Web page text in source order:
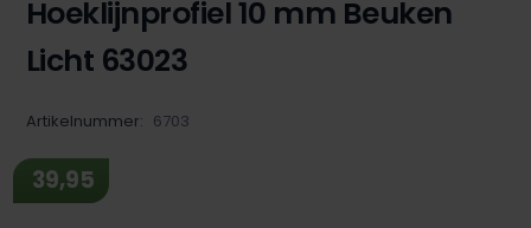
Hoeklijnprofiel 10 mm Beuken
Licht 63023
Artikelnummer: 6703
39,95